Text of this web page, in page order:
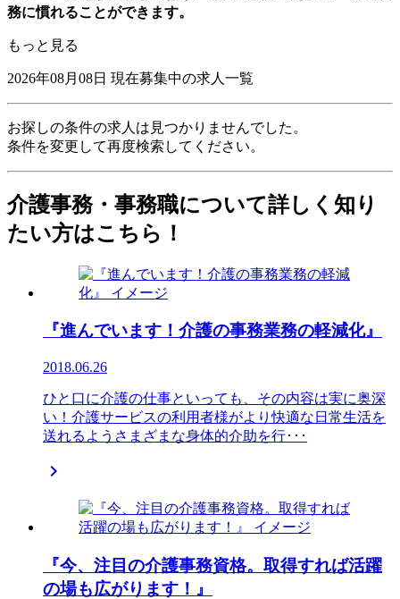
務に慣れることができます。
もっと見る
2026年08月08日 現在募集中の求人一覧
お探しの条件の求人は見つかりませんでした。
条件を変更して再度検索してください。
介護事務・事務職について詳しく知り
たい方はこちら！
『進んでいます！介護の事務業務の軽減化』
2018.06.26
ひと口に介護の仕事といっても、その内容は実に奥深
い！介護サービスの利用者様がより快適な日常生活を
送れるようさまざまな身体的介助を行･･･

『今、注目の介護事務資格。取得すれば活躍
の場も広がります！』